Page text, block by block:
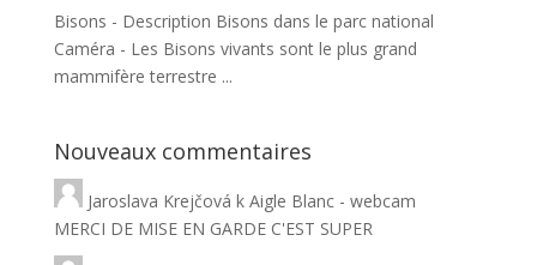
Bisons - Description Bisons dans le parc national
Caméra - Les Bisons vivants sont le plus grand
mammifère terrestre ...
Nouveaux commentaires
Jaroslava Krejčová k Aigle Blanc - webcam
MERCI DE MISE EN GARDE C'EST SUPER